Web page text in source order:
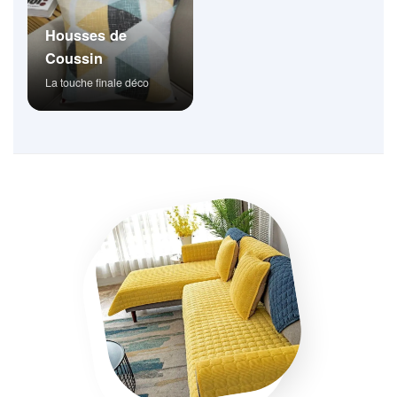
Housses de
Coussin
La touche finale déco